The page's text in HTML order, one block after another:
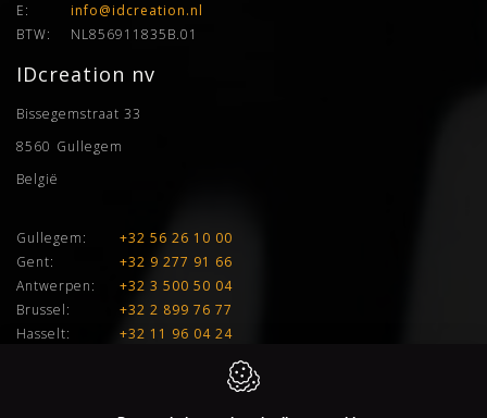
E:
info@idcreation.nl
BTW:
NL856911835B.01
IDcreation nv
Bissegemstraat 33
8560 Gullegem
België
Gullegem:
+32 56 26 10 00
Gent:
+32 9 277 91 66
Antwerpen:
+32 3 500 50 04
Brussel:
+32 2 899 76 77
Hasselt:
+32 11 96 04 24
info@idcreation.be
BE 0460.241.343